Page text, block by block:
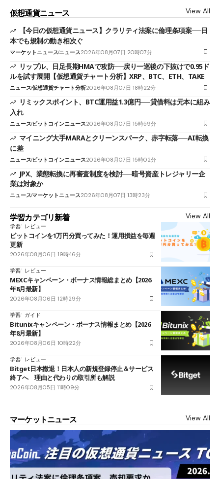
仮想通貨ニュース View All
【今日の仮想通貨ニュース】クラリティ法案に倫理条項案──日
本でも規制の動き相次ぐ
マーケットニュースニュース2026年08月07日 20時07分
リップル、日足長期HMAで攻防──戻り一巡後の下抜けで0.95ド
ルを試す展開【仮想通貨チャート分析】XRP、BTC、ETH、TAKE
ニュース仮想通貨チャート分析2026年08月07日 18時22分
リミックスポイント、BTC運用益1.3億円──貸借料は元本に組み
入れ
ニュースビットコインニュース2026年08月07日 15時59分
マイニング大手MARAとクリーンスパーク、赤字転落──AI転換
に差
ニュースビットコインニュース2026年08月07日 15時02分
JPX、業態転換に再審査制度を検討──暗号資産トレジャリー企
業は対象か
ニュースマーケットニュース2026年08月07日 13時23分
学習カテゴリ新着 View All
学習 レビュー
ビットコインを1万円分買ってみた！運用損益を毎週
更新
2026年08月06日 19時46分
学習 レビュー
MEXCキャンペーン・ボーナス情報総まとめ【2026
年8月最新】
2026年08月06日 12時29分
学習 ガイド
Bitunixキャンペーン・ボーナス情報まとめ【2026
年8月最新】
2026年08月06日 10時22分
学習 レビュー
Bitget日本撤退！日本人の新規登録停止＆サービス
終了へ 理由と代わりの取引所も解説
2026年08月05日 11時09分
マーケットニュース View All